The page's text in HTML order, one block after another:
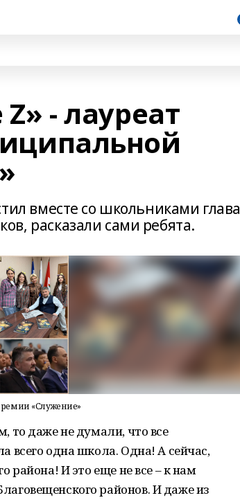
- лауреат
вместе со школьниками глава
расказали сами ребята.
«Служение»
то даже не думали, что все
всего одна школа. Одна! А сейчас,
района! И это еще не все – к нам
районов. И даже из